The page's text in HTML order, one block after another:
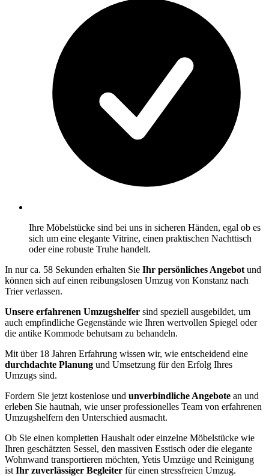
Ihre Möbelstücke sind bei uns in sicheren Händen, egal ob es
sich um eine elegante Vitrine, einen praktischen Nachttisch
oder eine robuste Truhe handelt.
In nur ca. 58 Sekunden erhalten Sie Ihr persönliches Angebot und
können sich auf einen reibungslosen Umzug von Konstanz nach
Trier verlassen.
Unsere erfahrenen Umzugshelfer sind speziell ausgebildet, um
auch empfindliche Gegenstände wie Ihren wertvollen Spiegel oder
die antike Kommode behutsam zu behandeln.
Mit über 18 Jahren Erfahrung wissen wir, wie entscheidend eine
durchdachte Planung und Umsetzung für den Erfolg Ihres
Umzugs sind.
Fordern Sie jetzt kostenlose und unverbindliche Angebote an und
erleben Sie hautnah, wie unser professionelles Team von erfahrenen
Umzugshelfern den Unterschied ausmacht.
Ob Sie einen kompletten Haushalt oder einzelne Möbelstücke wie
Ihren geschätzten Sessel, den massiven Esstisch oder die elegante
Wohnwand transportieren möchten, Yetis Umzüge und Reinigung
ist Ihr zuverlässiger Begleiter für einen stressfreien Umzug.